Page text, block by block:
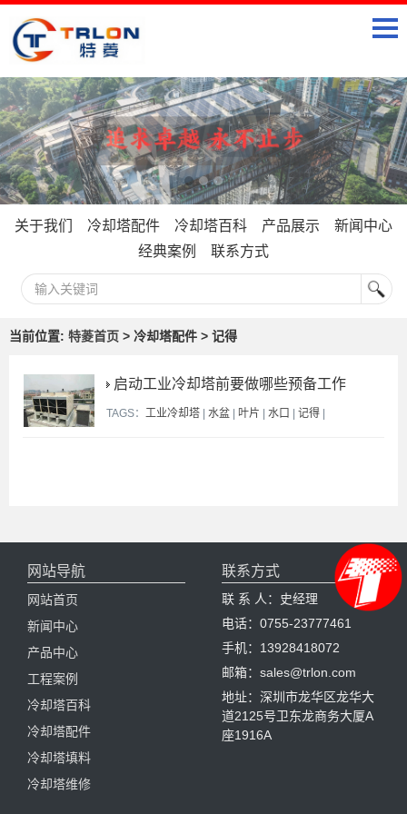
关于我们 冷却塔配件 冷却塔百科 产品展示
新闻中心
经典案例
联系方式
当前位置: 特菱首页 > 冷却塔配件 > 记得
启动工业冷却塔前要做哪些预备工作
TAGS： 工业冷却塔 | 水盆 | 叶片 | 水口 | 记得 |
网站导航
网站首页
新闻中心
产品中心
工程案例
冷却塔百科
冷却塔配件
冷却塔填料
冷却塔维修
联系方式
联 系 人：史经理
电话：0755-23777461
手机：13928418072
邮箱：sales@trlon.com
地址：深圳市龙华区龙华大
道2125号卫东龙商务大厦A
座1916A